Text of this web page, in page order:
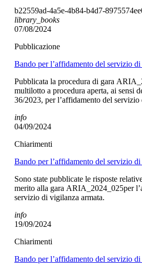
b22559ad-4a5e-4b84-b4d7-
library_books
07/08/2024
Pubblicazione
Bando per l’affidamento del servizio
Pubblicata la procedura di gara
multilotto a procedura aperta, ai sensi
36/2023, per l’affidamento del
info
04/09/2024
Chiarimenti
Bando per l’affidamento del servizio
Sono state pubblicate le risposte
merito alla gara ARIA_2024_025per
servizio di vigilanza armata.
info
19/09/2024
Chiarimenti
Bando per l’affidamento del servizio